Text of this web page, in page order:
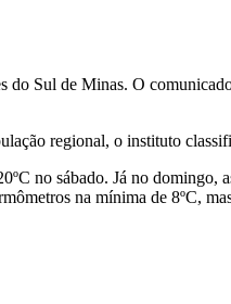
Sul de Minas. O
regional, o instituto
no sábado. Já no domingo,
na mínima de 8ºC,